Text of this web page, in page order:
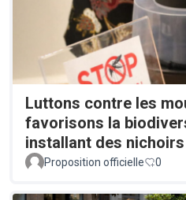
Luttons contre les
favorisons la
installant des
Proposition officielle 0